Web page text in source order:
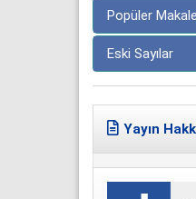
Popüler
Eski Sayılar
Yayın